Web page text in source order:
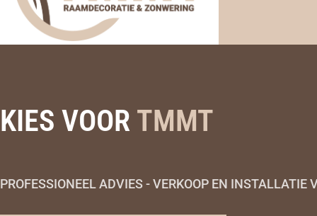
KIES VOOR TMMT
PROFESSIONEEL ADVIES - VERKOOP EN INSTALLATIE